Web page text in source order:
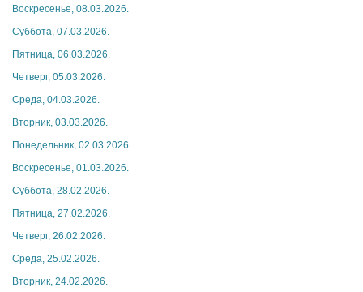
Воскресенье, 08.03.2026.
Суббота, 07.03.2026.
Пятница, 06.03.2026.
Четверг, 05.03.2026.
Среда, 04.03.2026.
Вторник, 03.03.2026.
Понедельник, 02.03.2026.
Воскресенье, 01.03.2026.
Суббота, 28.02.2026.
Пятница, 27.02.2026.
Четверг, 26.02.2026.
Среда, 25.02.2026.
Вторник, 24.02.2026.